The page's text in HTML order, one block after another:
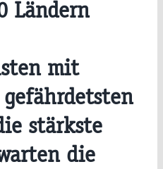
Ländern
mit
stärkste
die